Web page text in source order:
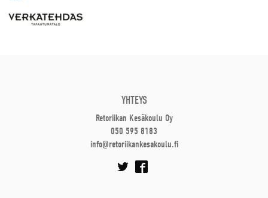
YHTEYS
Retoriikan Kesäkoulu Oy
050 595 8183
info@retoriikankesakoulu.fi